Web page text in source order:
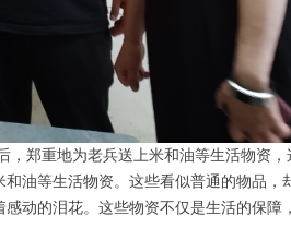
郑重地为老兵送上米和油等生活物资，
油等生活物资。这些看似普通的物品，
动的泪花。这些物资不仅是生活的保障